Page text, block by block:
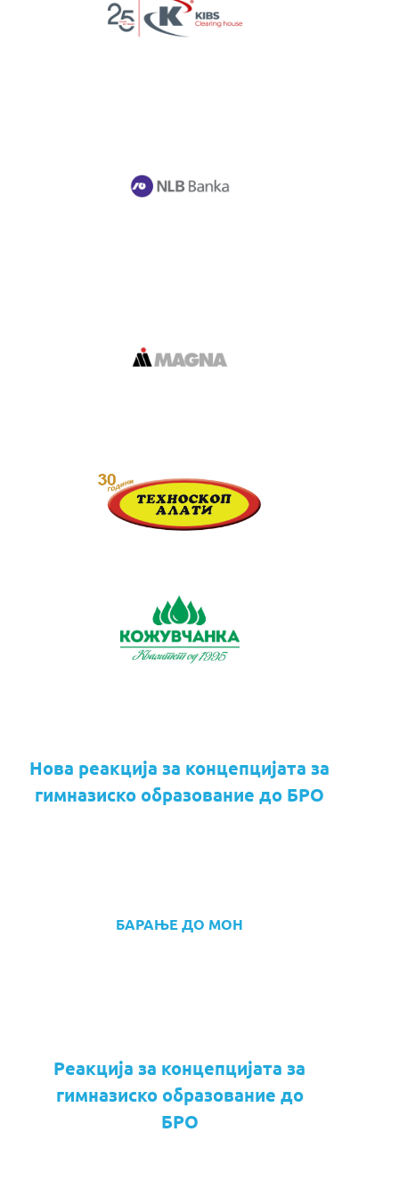
Нова реакција за концепцијата за
гимназиско образование до БРО
БАРАЊЕ ДО МОН
Реакција за концепцијата за
гимназиско образование до
БРО